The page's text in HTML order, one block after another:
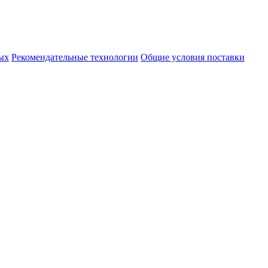
Рекомендательные технологии Общие условия поставки